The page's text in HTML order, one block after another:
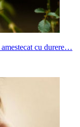
amestecat cu durere…